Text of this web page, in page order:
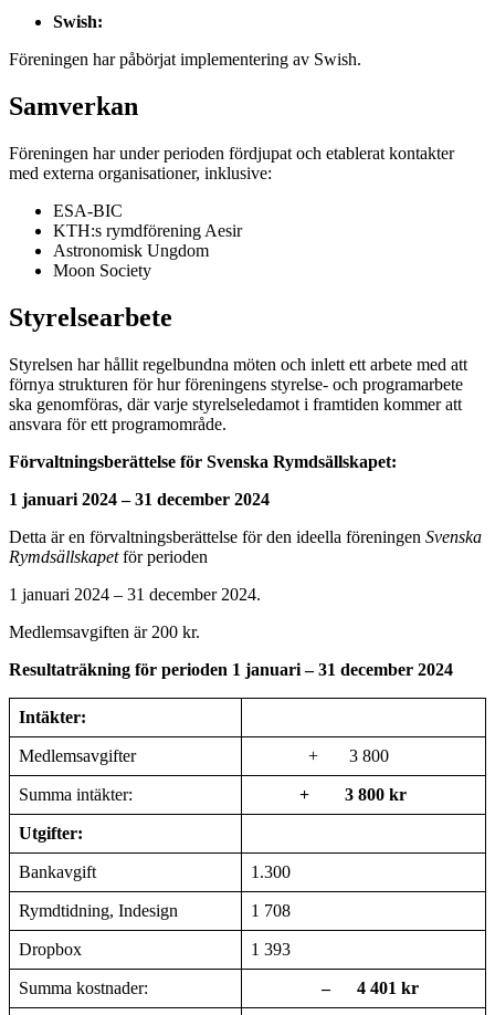
Swish:
Föreningen har påbörjat implementering av Swish.
Samverkan
Föreningen har under perioden fördjupat och etablerat kontakter
med externa organisationer, inklusive:
ESA-BIC
KTH:s rymdförening Aesir
Astronomisk Ungdom
Moon Society
Styrelsearbete
Styrelsen har hållit regelbundna möten och inlett ett arbete med att
förnya strukturen för hur föreningens styrelse- och programarbete
ska genomföras, där varje styrelseledamot i framtiden kommer att
ansvara för ett programområde.
Förvaltningsberättelse för Svenska Rymdsällskapet:
1 januari 2024 – 31 december 2024
Detta är en förvaltningsberättelse för den ideella föreningen Svenska
Rymdsällskapetför perioden
1 januari 2024 – 31 december 2024.
Medlemsavgiften är 200 kr.
Resultaträkning för perioden 1 januari – 31 december 2024
Intäkter:
Medlemsavgifter + 3 800
Summa intäkter: + 3 800 kr
Utgifter:
Bankavgift 1.300
Rymdtidning, Indesign 1 708
Dropbox 1 393
Summa kostnader: – 4 401 kr